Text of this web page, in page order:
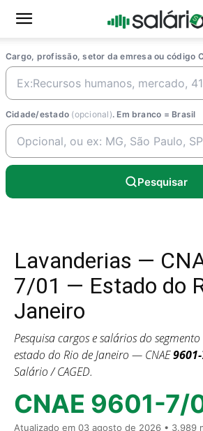
Cargo, profissão, setor da emresa ou código
Cidade/estado (opcional). Em branco = Brasil
Pesquisar
Lavanderias —
7/01 — Estado do
Janeiro
Pesquisa cargos e salários do segmento
estado do Rio de Janeiro — CNAE
Salário / CAGED.
CNAE 9601-7/
Atualizado em 03 agosto de 2026 • 3.989